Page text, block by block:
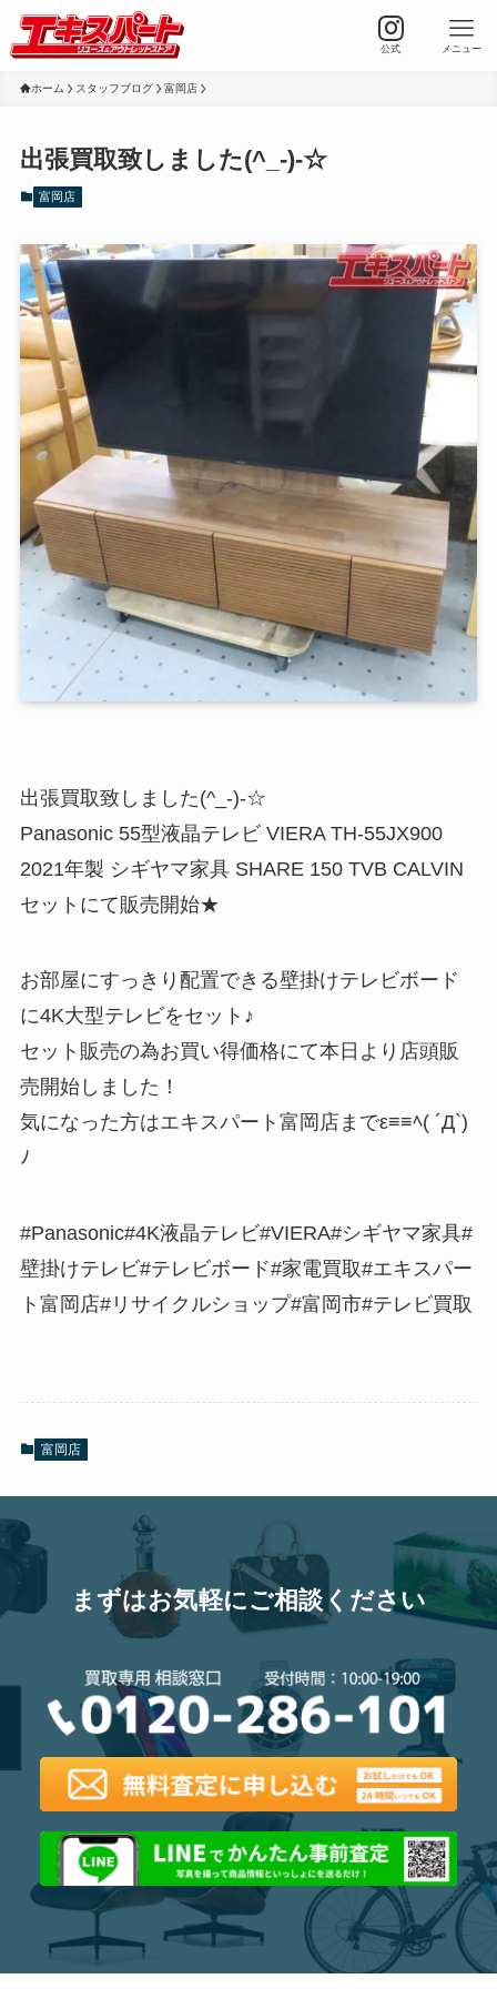
公式 メニュー
ホーム スタッフブログ 富岡店
出張買取致しました(^_-)-☆
富岡店
出張買取致しました(^_-)-☆
Panasonic 55型液晶テレビ VIERA TH-55JX900
2021年製 シギヤマ家具 SHARE 150 TVB CALVIN
セットにて販売開始★
お部屋にすっきり配置できる壁掛けテレビボード
に4K大型テレビをセット♪
セット販売の為お買い得価格にて本日より店頭販
売開始しました！
気になった方はエキスパート富岡店までε≡≡ﾍ( ´Д`)
ﾉ
#Panasonic#4K液晶テレビ#VIERA#シギヤマ家具#
壁掛けテレビ#テレビボード#家電買取#エキスパー
ト富岡店#リサイクルショップ#富岡市#テレビ買取
富岡店
まずはお気軽にご相談ください